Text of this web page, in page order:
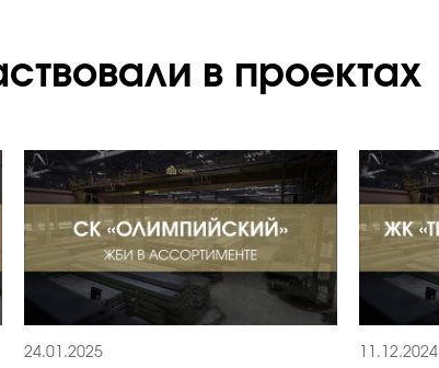
в проектах
24.01.2025 11.12.2024